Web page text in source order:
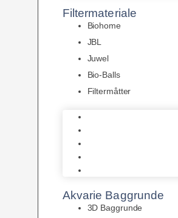
Filtermateriale
Biohome
JBL
Juwel
Bio-Balls
Filtermåtter
Akvarie Baggrunde
3D Baggrunde